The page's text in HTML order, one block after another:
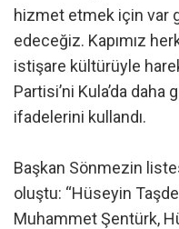
hizmet etmek için var
edeceğiz. Kapımız
istişare kültürüyle
Partisi’ni Kula’da daha
ifadelerini kullandı.
Başkan Sönmezin
oluştu: “Hüseyin
Muhammet Şentürk,